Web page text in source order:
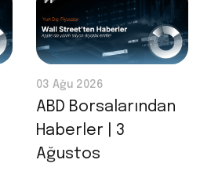
03 Ağu 2026
ABD Borsalarından
Haberler | 3
Ağustos